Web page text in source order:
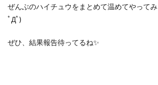
ぜんぶのハイチュウをまとめて温めてやって
ﾟДﾟ)
ぜひ、結果報告待ってるね✨